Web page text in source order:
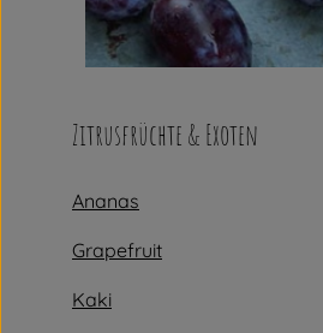
Zitrusfrüchte & Exoten
Ananas
Grapefruit
Kaki